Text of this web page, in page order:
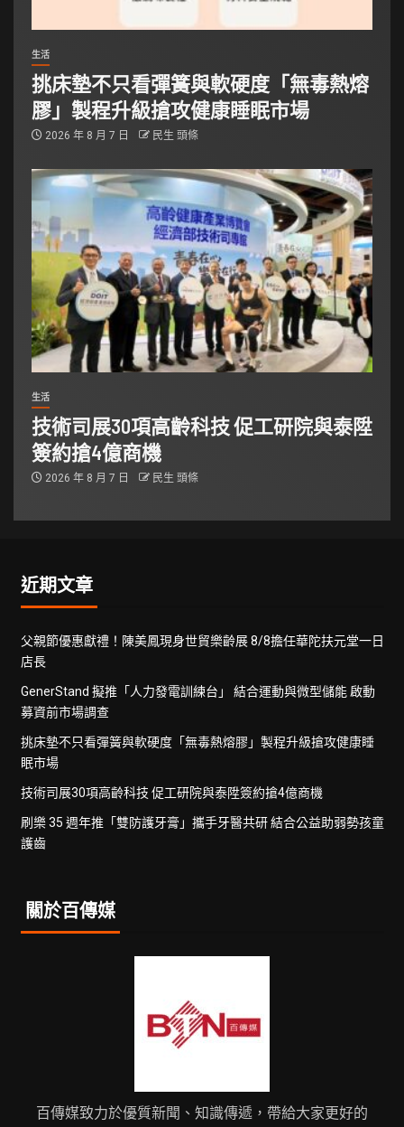
生活
挑床墊不只看彈簧與軟硬度「無毒熱熔
膠」製程升級搶攻健康睡眠市場
2026 年 8 月 7 日 民生 頭條
生活
技術司展30項高齡科技 促工研院與泰陞
簽約搶4億商機
2026 年 8 月 7 日 民生 頭條
近期文章
父親節優惠獻禮！陳美鳳現身世貿樂齡展 8/8擔任華陀扶元堂一日
店長
GenerStand 擬推「人力發電訓練台」 結合運動與微型儲能 啟動
募資前市場調查
挑床墊不只看彈簧與軟硬度「無毒熱熔膠」製程升級搶攻健康睡
眠市場
技術司展30項高齡科技 促工研院與泰陞簽約搶4億商機
刷樂 35 週年推「雙防護牙膏」攜手牙醫共研 結合公益助弱勢孩童
護齒
關於百傳媒
百傳媒致力於優質新聞、知識傳遞，帶給大家更好的